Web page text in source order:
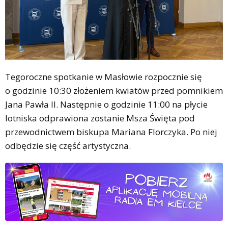
Tegoroczne spotkanie w Masłowie rozpocznie się
o godzinie 10:30 złożeniem kwiatów przed pomnikiem
Jana Pawła II. Następnie o godzinie 11:00 na płycie
lotniska odprawiona zostanie Msza Święta pod
przewodnictwem biskupa Mariana Florczyka. Po niej
odbędzie się część artystyczna.